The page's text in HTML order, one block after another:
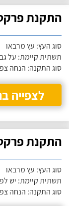
התקנת
סוג העץ: עץ מרבאו
תשתית קיימת: על
סוג התקנה: הנחה
לצפייה
התקנת
סוג העץ: עץ מרבאו
תשתית קיימת: יש
סוג התקנה: הנחה